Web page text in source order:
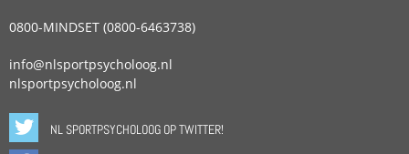
0800-MINDSET (0800-6463738)
info@nlsportpsycholoog.nl
nlsportpsycholoog.nl
NL SPORTPSYCHOLOOG OP TWITTER!